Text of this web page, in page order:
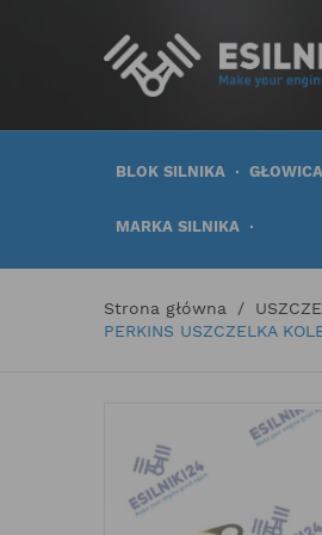
BLOK SILNIKA
MARKA SILNIKA
Strona główna
PERKINS USZCZELKA